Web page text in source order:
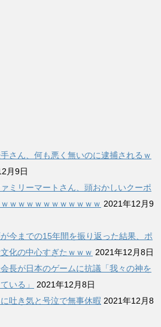
さん、何も悪く無いのに逮捕されるｗ
月9日
ァミリーマートさん、頭おかしいクーポ
ｗｗｗｗｗｗｗｗｗｗｗ 2021年12月9
が今までの15年間を振り返った結果、ポ
化の中心すぎたｗｗｗ 2021年12月8日
長が日本のゲームに抗議「我々の神を
いる」
2021年12月8日
吐き気と号泣で無事休暇 2021年12月8